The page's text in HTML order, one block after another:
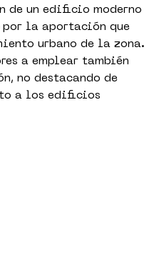
de un edificio moderno
por la aportación que
urbano de la zona.
a emplear también
no destacando de
a los edificios